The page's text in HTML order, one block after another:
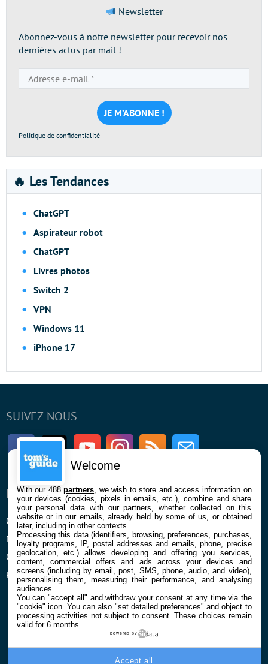
Newsletter
Abonnez-vous à notre newsletter pour recevoir nos
dernières actus par mail !
e-
mail
*
Politique de confidentialité
🔥 Les Tendances
ChatGPT
Aspirateur robot
ChatGPT
Livres photos
Switch 2
VPN
Windows 11
iPhone 17
SUIVEZ-NOUS
FacebookTwitter Youtube InstagramRSS Newsletter
ENTREPRISE
Qui sommes nous
Mentions légales et CGU
Confidentialité et Cookies
Préférences cookies
À PROPOS
La rédaction
Contact
Welcome
With our 488partners , we wish to store and access information on
your devices (cookies, pixels in emails, etc.), combine and share
your personal data with our partners, whether collected on this
website or in our emails, already held by some of us, or obtained
later, including in other contexts.
Processing this data (identifiers, browsing, preferences, purchases,
loyalty programs, IP, postal addresses and emails, phone, precise
geolocation, etc.) allows developing and offering you services,
content, commercial offers and ads across your devices and
screens (including by email, post, SMS, phone, audio, and video),
personalising them, measuring their performance, and analysing
audiences.
You can "accept all" and withdraw your consent at any time via the
"cookie" icon. You can also "set detailed preferences" and object to
processing activities not subject to consent. These choices remain
valid for 6 months.
powered by
Accept all